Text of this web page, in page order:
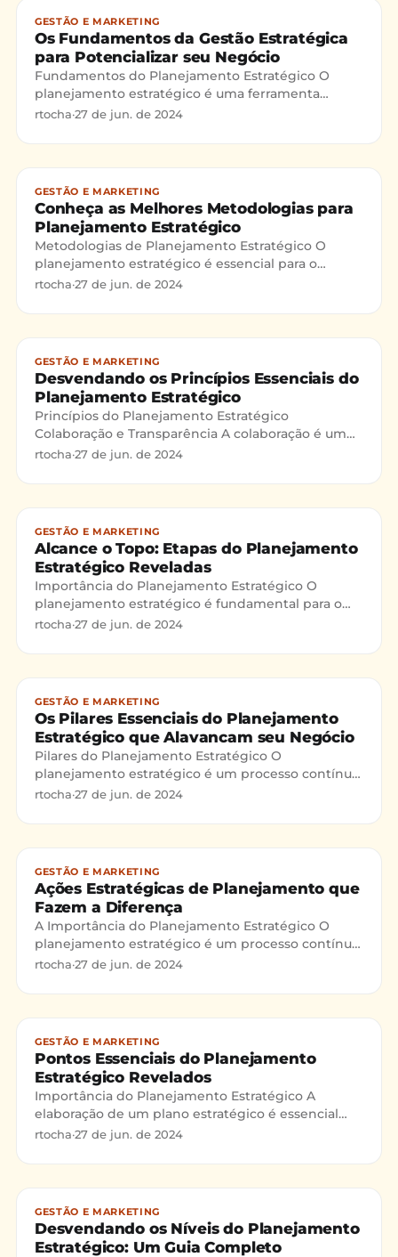
GESTÃO E MARKETING
Os Fundamentos da Gestão Estratégica
para Potencializar seu Negócio
Fundamentos do Planejamento Estratégico O
planejamento estratégico é uma ferramenta
fundamental para empresas que buscam sucesso e
rtocha·27 de jun. de 2024
GESTÃO E MARKETING
Conheça as Melhores Metodologias para
Planejamento Estratégico
Metodologias de Planejamento Estratégico O
planejamento estratégico é essencial para o
sucesso e crescimento das organizações. A gestão
rtocha·27 de jun. de 2024
GESTÃO E MARKETING
Desvendando os Princípios Essenciais do
Planejamento Estratégico
Princípios do Planejamento Estratégico
Colaboração e Transparência A colaboração é um
dos pilares fundamentais para o sucesso do
rtocha·27 de jun. de 2024
GESTÃO E MARKETING
Alcance o Topo: Etapas do Planejamento
Estratégico Reveladas
Importância do Planejamento Estratégico O
planejamento estratégico é fundamental para o
desenvolvimento e sucesso de qualquer
rtocha·27 de jun. de 2024
GESTÃO E MARKETING
Os Pilares Essenciais do Planejamento
Estratégico que Alavancam seu Negócio
Pilares do Planejamento Estratégico O
planejamento estratégico é um processo contínuo
e vital para qualquer organização que deseje
rtocha·27 de jun. de 2024
GESTÃO E MARKETING
Ações Estratégicas de Planejamento que
Fazem a Diferença
A Importância do Planejamento Estratégico O
planejamento estratégico é um processo contínuo
e fundamental para o sucesso de qualquer
rtocha·27 de jun. de 2024
GESTÃO E MARKETING
Pontos Essenciais do Planejamento
Estratégico Revelados
Importância do Planejamento Estratégico A
elaboração de um plano estratégico é essencial
para as organizações que buscam sucesso e
rtocha·27 de jun. de 2024
GESTÃO E MARKETING
Desvendando os Níveis do Planejamento
Estratégico: Um Guia Completo